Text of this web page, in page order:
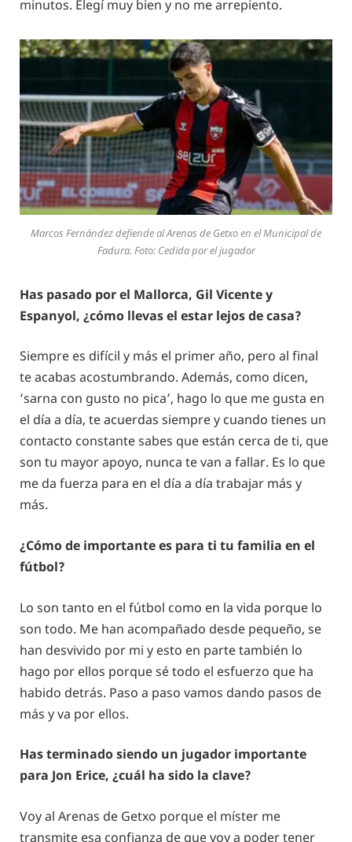
minutos. Elegí muy bien y no me arrepiento.
Marcos Fernández defiende al Arenas de Getxo en el Municipal de
Fadura. Foto: Cedida por el jugador
Has pasado por el Mallorca, Gil Vicente y
Espanyol, ¿cómo llevas el estar lejos de casa?
Siempre es difícil y más el primer año, pero al final
te acabas acostumbrando. Además, como dicen,
‘sarna con gusto no pica’, hago lo que me gusta en
el día a día, te acuerdas siempre y cuando tienes un
contacto constante sabes que están cerca de ti, que
son tu mayor apoyo, nunca te van a fallar. Es lo que
me da fuerza para en el día a día trabajar más y
más.
¿Cómo de importante es para ti tu familia en el
fútbol?
Lo son tanto en el fútbol como en la vida porque lo
son todo. Me han acompañado desde pequeño, se
han desvivido por mi y esto en parte también lo
hago por ellos porque sé todo el esfuerzo que ha
habido detrás. Paso a paso vamos dando pasos de
más y va por ellos.
Has terminado siendo un jugador importante
para Jon Erice, ¿cuál ha sido la clave?
Voy al Arenas de Getxo porque el míster me
transmite esa confianza de que voy a poder tener